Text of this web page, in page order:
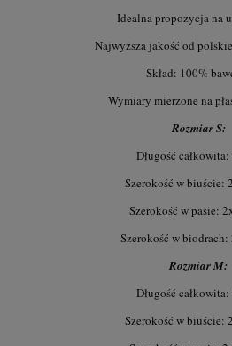
Idealna propozycja na
Najwyższa jakość od
Skład: 100%
Wymiary mierzone na
Rozmiar S:
Długość
Szerokość w biuście:
Szerokość w pasie:
Szerokość w
Rozmiar M:
Długość
Szerokość w biuście: